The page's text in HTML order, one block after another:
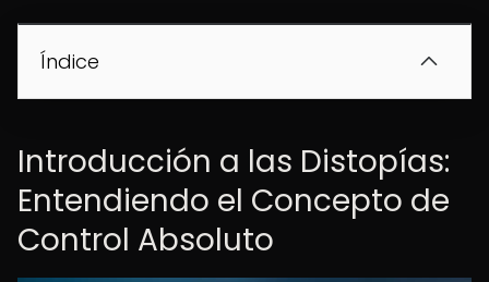
Índice
Introducción a las Distopías:
Entendiendo el Concepto de
Control Absoluto